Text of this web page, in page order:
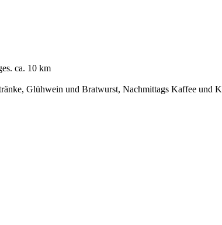
ca. 10 km
Glühwein und Bratwurst, Nachmittags Kaffee und